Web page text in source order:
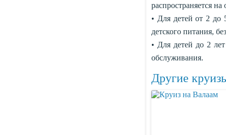
распространяется
• Для детей от 2 до
детского питания,
• Для детей до 2
обслуживания.
Другие